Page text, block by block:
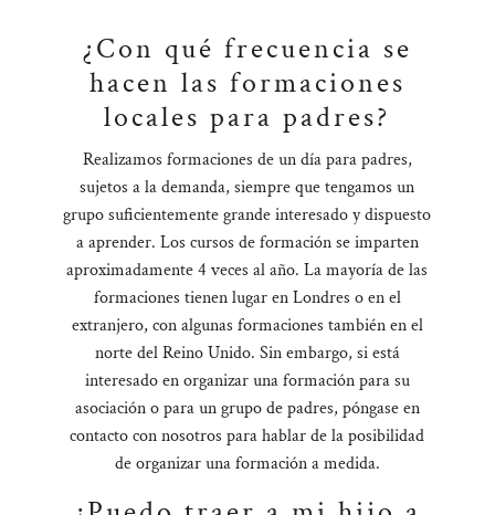
¿Con qué frecuencia se
hacen las formaciones
locales para padres?
Realizamos formaciones de un día para padres,
sujetos a la demanda, siempre que tengamos un
grupo suficientemente grande interesado y dispuesto
a aprender. Los cursos de formación se imparten
aproximadamente 4 veces al año. La mayoría de las
formaciones tienen lugar en Londres o en el
extranjero, con algunas formaciones también en el
norte del Reino Unido. Sin embargo, si está
interesado en organizar una formación para su
asociación o para un grupo de padres, póngase en
contacto con nosotros para hablar de la posibilidad
de organizar una formación a medida.